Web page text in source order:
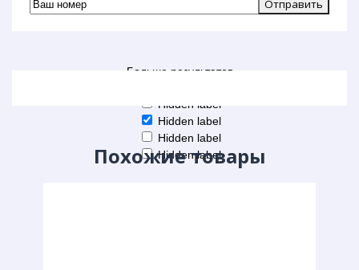
Больше результатов
Hidden label
Hidden label
Hidden label
Hidden label
Похожие товары